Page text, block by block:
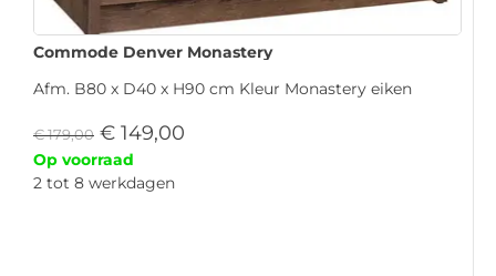
Commode Denver Monastery
Afm. B80 x D40 x H90 cm Kleur Monastery eiken
€179,00 € 149,00
Op voorraad
2 tot 8 werkdagen